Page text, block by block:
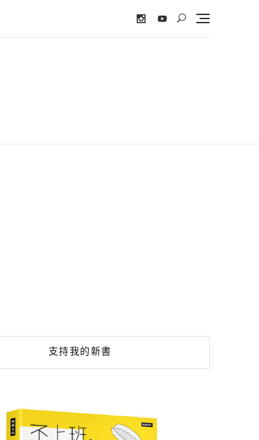
支持我的新書